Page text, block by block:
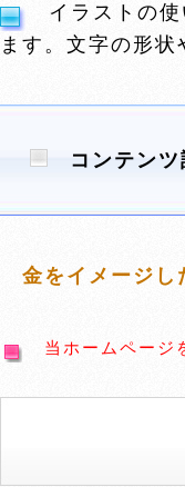
イラストの使
ます。文字の形
コンテンツ
金をイメージし
当ホームページ